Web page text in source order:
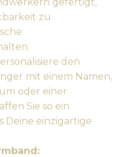
zu
den
mit einem Namen,
oder einer
Sie so ein
Deine einzigartige